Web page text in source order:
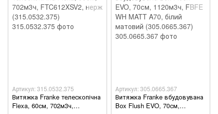
Артикул: 315.0532.375
Витяжка Franke телескопічна
Flexa, 60см, 702м3ч,
Артикул: 305.0665.367
Витяжка Franke вбудовувана
Box Flush EVO, 70см,